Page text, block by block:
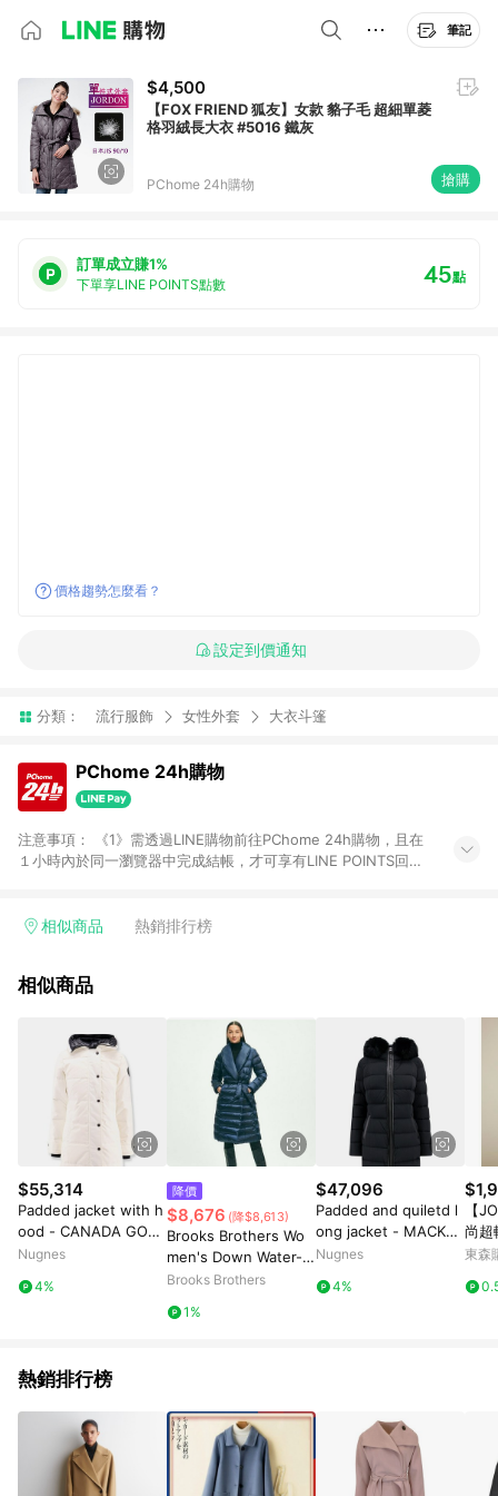
筆記
$4,500
【FOX FRIEND 狐友】女款 貉子毛 超細單菱
格羽絨長大衣 #5016 鐵灰
PChome 24h購物 搶購
訂單成立賺1%
下單享LINE POINTS點數 45點
價格趨勢怎麼看？
設定到價通知
分類： 流行服飾 女性外套 大衣斗篷
PChome 24h購物
注意事項： 《1》需透過LINE購物前往PChome 24h購物，且在
１小時內於同一瀏覽器中完成結帳，才可享有LINE POINTS回饋
在點數回饋範圍內。 《3》如取消訂單、退貨、購物中登出
品、票券、訂閱方案、PChome儲值商品、企業專區/企業採購、
值點數、點數/禮物卡 [2025/2/16起適用] - 票券全品項
[2026/6/2起適用] 《5》回饋點數的計算將會排除【訂單活動折
扣 (含折價券折扣)】、【P幣扣抵】、【現金積點扣抵】及【訂單
運費】等金額。 《6》符合LINE POINTS回饋資格之訂單將於商
家訂單頁面標示「LINE回饋」，若無此標示則 不符合回饋LINE
POINTS點數資格亦不得使用點數紅包 。 《7》LINE購物設有
「單一商品最高回饋點數」機制 (特殊活動時開放「回饋無上
限」)，以同一訂單中同一商品不論件數計算，並依訂單成立時間
當下LINE購物所設定的回饋機制為準。 《8》LINE購物為購物資
訊整合性平台，商品資料更新會有時間差，如顯示之商品規格、
顏色、價位、贈品與PChome 24h購物銷售網頁不符，以銷售網
頁標示為準！
相似商品 熱銷排行榜
相似商品
$55,314
Padded jacket with h
ood - CANADA GOO
SE - gender_Woman
Nugnes
4%
降價
$8,676 (降$8,613)
Brooks Brothers Wo
men's Down Water-R
esistant Belted Puffe
arge
Brooks Brothers
1%
$47,096
Padded and quiletd l
ong jacket - MACKA
GE - gender_Woman
Nugnes
4%
【
尚超
大
東森
熱銷排行榜